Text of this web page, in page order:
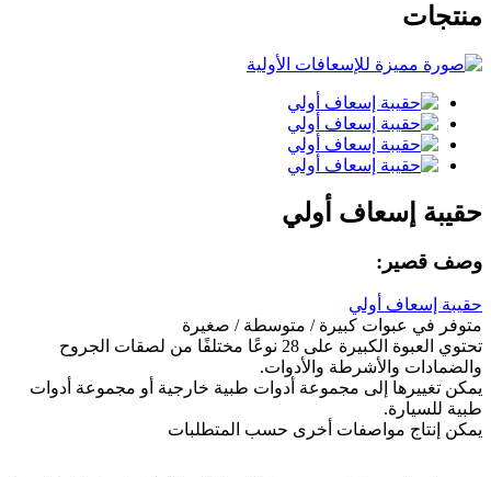
منتجات
حقيبة إسعاف أولي
وصف قصير:
حقيبة إسعاف أولي
متوفر في عبوات كبيرة / متوسطة / صغيرة
تحتوي العبوة الكبيرة على 28 نوعًا مختلفًا من لصقات الجروح
والضمادات والأشرطة والأدوات.
يمكن تغييرها إلى مجموعة أدوات طبية خارجية أو مجموعة أدوات
طبية للسيارة.
يمكن إنتاج مواصفات أخرى حسب المتطلبات